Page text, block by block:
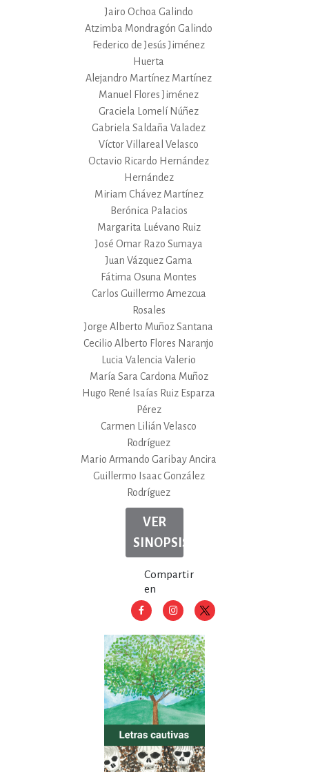
Jairo Ochoa Galindo
Atzimba Mondragón Galindo
Federico de Jesús Jiménez
Huerta
Alejandro Martínez Martínez
Manuel Flores Jiménez
Graciela Lomelí Núñez
Gabriela Saldaña Valadez
Víctor Villareal Velasco
Octavio Ricardo Hernández
Hernández
Miriam Chávez Martínez
Berónica Palacios
Margarita Luévano Ruiz
José Omar Razo Sumaya
Juan Vázquez Gama
Fátima Osuna Montes
Carlos Guillermo Amezcua
Rosales
Jorge Alberto Muñoz Santana
Cecilio Alberto Flores Naranjo
Lucia Valencia Valerio
María Sara Cardona Muñoz
Hugo René Isaías Ruiz Esparza
Pérez
Carmen Lilián Velasco
Rodríguez
Mario Armando Garibay Ancira
Guillermo Isaac González
Rodríguez
VER
SINOPSIS
Compartir
en